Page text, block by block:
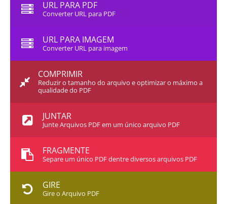
URL PARA PDF
Converter URL para PDF
URL PARA IMAGEM
Converter URL para imagem
COMPRIMIR
Reduzir o tamanho do arquivo e optimizar o máximo a
qualidade do PDF
JUNTAR
Junte Arquivos PDF em um único arquivo PDF
FRAGMENTE
Separe um único PDF dentre diversos arquivos PDF
GIRE
Gire o Arquivo PDF